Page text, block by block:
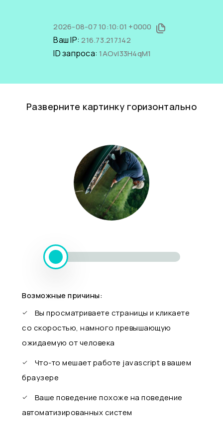
2026-08-07 10:10:01 +0000
Ваш IP:216.73.217.142
ID запроса:1AOvl33H4qM1
Разверните картинку горизонтально
Возможные причины:
Вы просматриваете страницы и кликаете
со скоростью, намного превышающую
ожидаемую от человека
Что-то мешает работе javascript в вашем
браузере
Ваше поведение похоже на поведение
автоматизированных систем